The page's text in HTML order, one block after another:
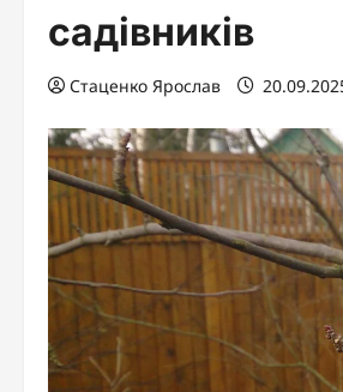
садівників
Стаценко Ярослав